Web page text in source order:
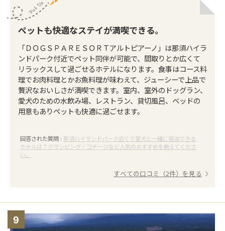
ペットも快適なステイが満喫できる。
「ＤＯＧＳＰＡＲＥＳＯＲＴアルトピアーノ」は那須ハイラ
ンドパーク付近でペット同伴が可能で、間取りとか広くて
リラックスして過ごせるホテルになります。食事はコース料
理でお肉料理とかお魚料理が味わえて、ジューシーで上品で
贅沢なおいしさが満喫できます。室内、室外のドッグラン、
愛犬のための水飲み場、レストラン、貸切風呂、ベッドの
用意もありペットも快適に過ごせます。
回答された質問 : 那須ハイランドパーク近くで愛犬と一緒に宿泊できる
ホテルは？グランピング・コテージなど人気のおすすめを教えてくださ
い。
すべての口コミ（2件）を見る
9